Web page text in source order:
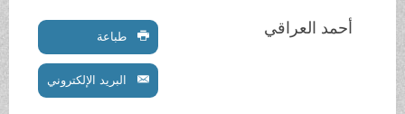
أحمد العراقي طباعة
البريد الإلكتروني